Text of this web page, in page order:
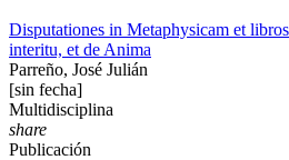
Disputationes in Metaphysicam et
interitu, et de Anima
Parreño, José Julián
[sin fecha]
Multidisciplina
share
Publicación